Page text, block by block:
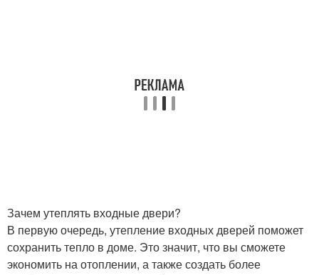
Зачем утеплять входные двери?
В первую очередь, утепление входных дверей поможет
сохранить тепло в доме. Это значит, что вы сможете
экономить на отоплении, а также создать более